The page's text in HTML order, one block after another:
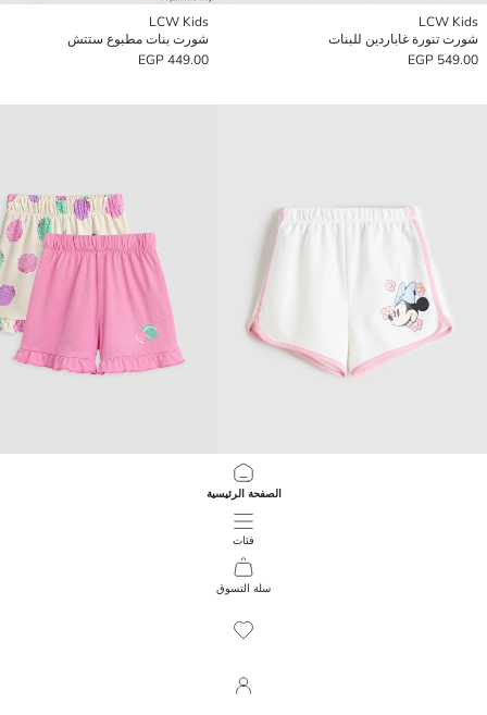
الصفحة الرئيسية
فئات
سلة التسوق
LCW Kids
شورت تنورة غاباردين للبنات
549.00 EGP
LCW Kids
شورت بنات مطبوع ستتش
449.00 EGP